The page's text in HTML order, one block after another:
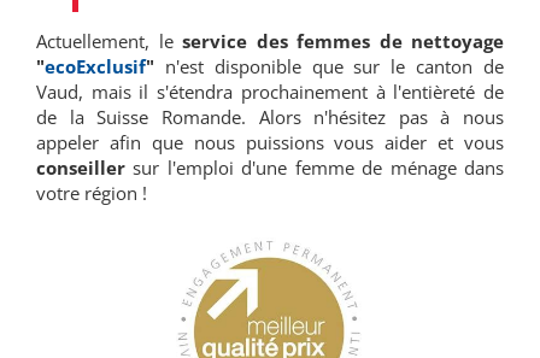
Actuellement, leservice des femmes de nettoyage
"ecoExclusif" n'est disponible que sur le canton de
Vaud, mais il s'étendra prochainement à l'entièreté de
de la Suisse Romande. Alors n'hésitez pas à nous
appeler afin que nous puissions vous aider et vous
conseillersur l'emploi d'une femme de ménage dans
votre région !